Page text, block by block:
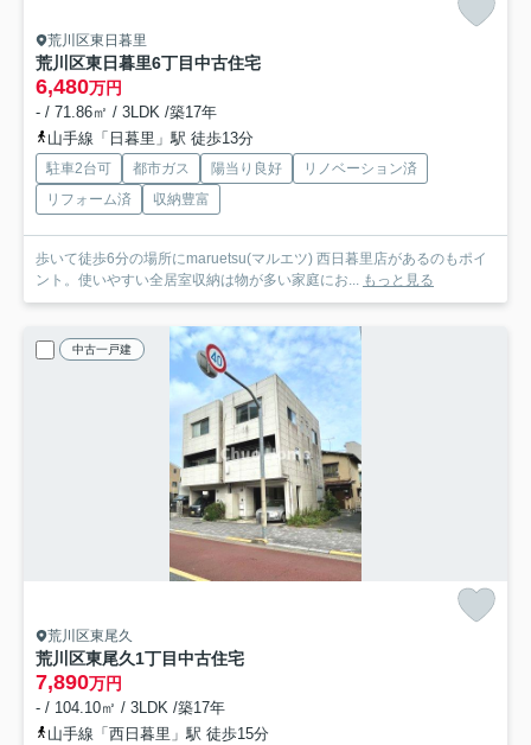
荒川区東日暮里
荒川区東日暮里6丁目中古住宅
6,480万円
- / 71.86㎡ / 3LDK /築17年
山手線「日暮里」駅 徒歩13分
駐車2台可 都市ガス 陽当り良好
リノベーション済
リフォーム済
収納豊富
歩いて徒歩6分の場所にmaruetsu(マルエツ) 西日暮里店があるのもポイ
ント。使いやすい全居室収納は物が多い家庭にお...
もっと見る
中古一戸建
荒川区東尾久
荒川区東尾久1丁目中古住宅
7,890万円
- / 104.10㎡ / 3LDK /築17年
山手線「西日暮里」駅 徒歩15分